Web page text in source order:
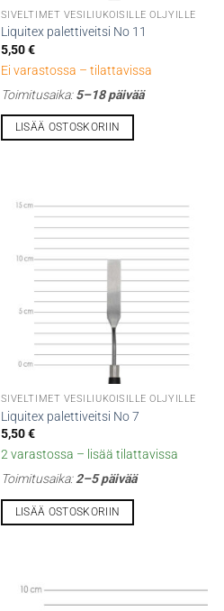
SIVELTIMET VESILIUKOISILLE ÖLJYILLE
Liquitex palettiveitsi No 11
5,50€
Ei varastossa – tilattavissa
Toimitusaika:5–18 päivää
LISÄÄ OSTOSKORIIN
SIVELTIMET VESILIUKOISILLE ÖLJYILLE
Liquitex palettiveitsi No 7
5,50€
2 varastossa – lisää tilattavissa
Toimitusaika:2–5 päivää
LISÄÄ OSTOSKORIIN